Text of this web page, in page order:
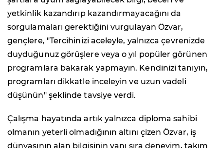
yetkinlik kazandırıp kazandırmayacağını da
sorgulamaları gerektiğini vurgulayan Özvar,
gençlere, "Tercihinizi aceleyle, yalnızca çevrenizde
duyduğunuz görüşlere veya o yıl popüler görünen
programlara bakarak yapmayın. Kendinizi tanıyın,
programları dikkatle inceleyin ve uzun vadeli
düşünün" şeklinde tavsiye verdi.
Çalışma hayatında artık yalnızca diploma sahibi
olmanın yeterli olmadığının altını çizen Özvar, iş
dünyasının alan bilgisinin yanı sıra deneyim, takım